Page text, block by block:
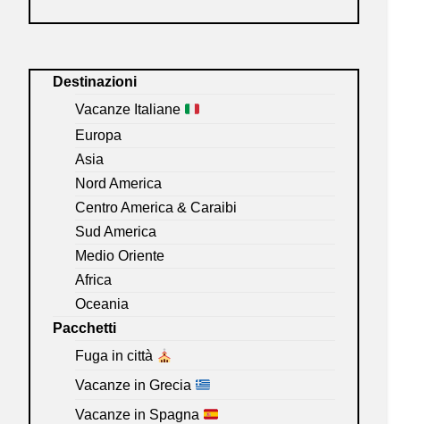
Destinazioni
Vacanze Italiane
Europa
Asia
Nord America
Centro America & Caraibi
Sud America
Medio Oriente
Africa
Oceania
Pacchetti
Fuga in città
Vacanze in Grecia
Vacanze in Spagna